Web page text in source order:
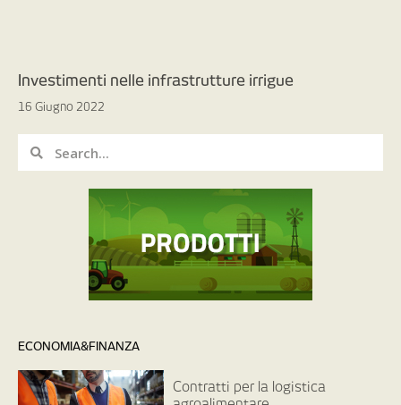
Investimenti nelle infrastrutture irrigue
16 Giugno 2022
ECONOMIA&FINANZA
Contratti per la logistica